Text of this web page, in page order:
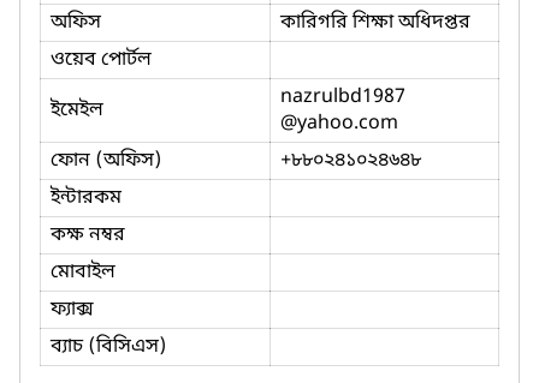
অফিস
কারিগরি শিক্ষা অধিদপ্তর
ওয়েব পোর্টল
ইমেইল
nazrulbd1987
@yahoo.com
ফোন (অফিস)
+৮৮০২৪১০২৪৬৪৮
ইন্টারকম
কক্ষ নম্বর
মোবাইল
ফ্যাক্স
ব্যাচ (বিসিএস)